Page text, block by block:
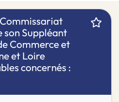
son Suppléant
Commerce et
et Loire
concernés :